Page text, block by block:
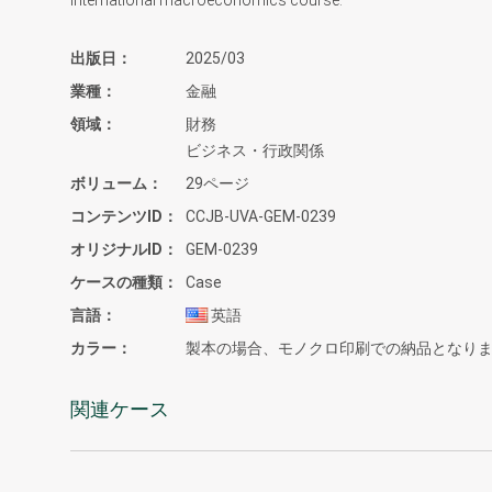
出版日
2025/03
業種
金融
領域
財務
ビジネス・行政関係
ボリューム
29ページ
コンテンツID
CCJB-UVA-GEM-0239
オリジナルID
GEM-0239
ケースの種類
Case
言語
英語
カラー
製本の場合、モノクロ印刷での納品となり
関連ケース